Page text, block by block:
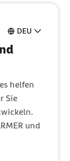
DEU
helfen
Sie
und
den
auf
deren
Er
oder